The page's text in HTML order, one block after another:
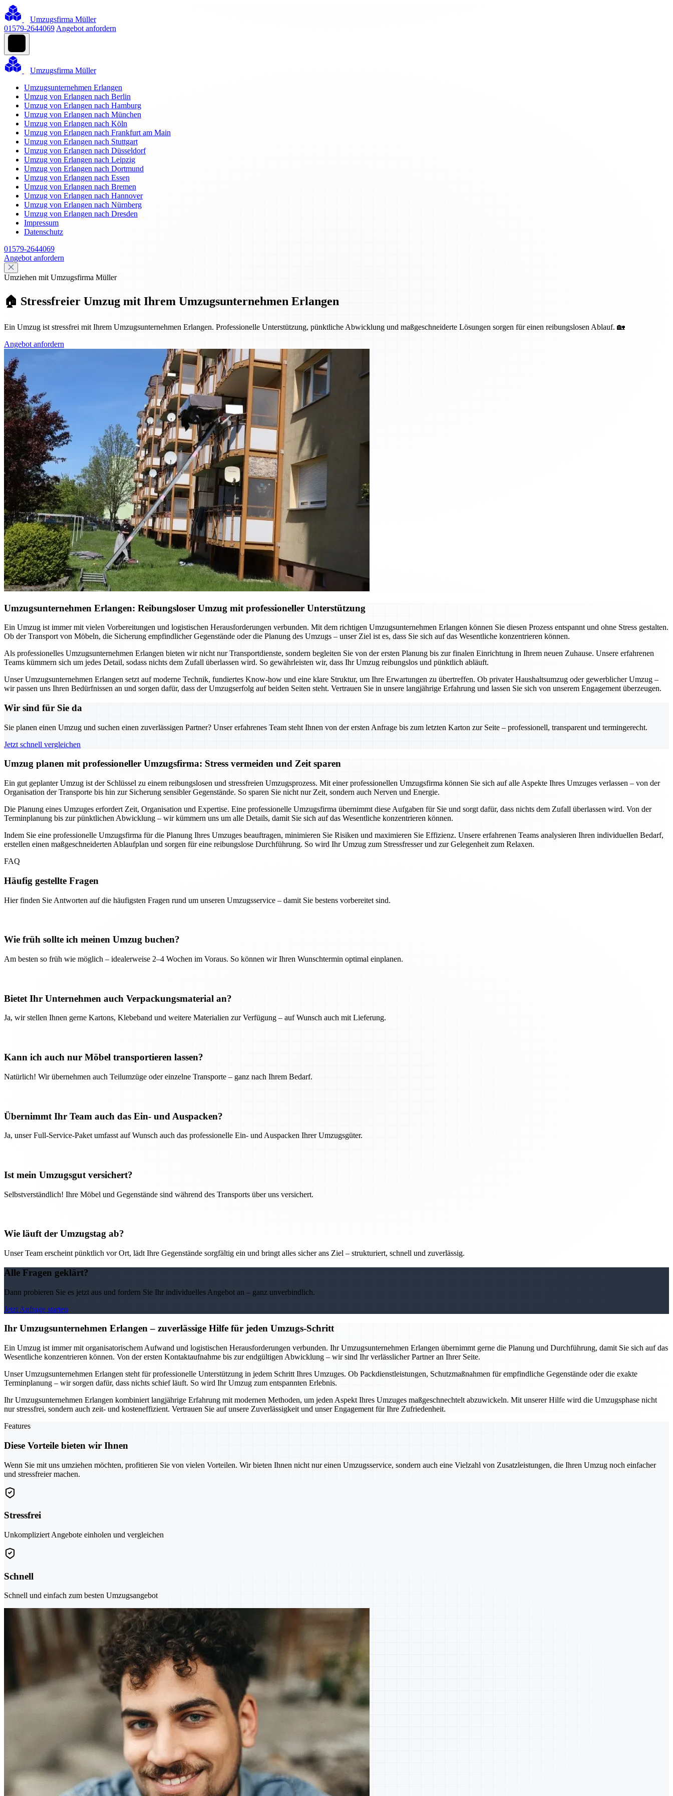
Umzugsfirma Müller
01579-2644069 Angebot anfordern
Umzugsfirma Müller
Umzugsunternehmen Erlangen
Umzug von Erlangen nach Berlin
Umzug von Erlangen nach Hamburg
Umzug von Erlangen nach München
Umzug von Erlangen nach Köln
Umzug von Erlangen nach Frankfurt am Main
Umzug von Erlangen nach Stuttgart
Umzug von Erlangen nach Düsseldorf
Umzug von Erlangen nach Leipzig
Umzug von Erlangen nach Dortmund
Umzug von Erlangen nach Essen
Umzug von Erlangen nach Bremen
Umzug von Erlangen nach Hannover
Umzug von Erlangen nach Nürnberg
Umzug von Erlangen nach Dresden
Impressum
Datenschutz
01579-2644069
Angebot anfordern
Umziehen mit Umzugsfirma Müller
🏠 Stressfreier Umzug mit Ihrem Umzugsunternehmen Erlangen
Ein Umzug ist stressfrei mit Ihrem Umzugsunternehmen Erlangen. Professionelle Unterstützung, pünktliche Abwicklung und maßgeschneiderte Lösungen sorgen für einen reibungslosen Ablauf. 🏡
Angebot anfordern
Umzugsunternehmen Erlangen: Reibungsloser Umzug mit professioneller Unterstützung
Ein Umzug ist immer mit vielen Vorbereitungen und logistischen Herausforderungen verbunden. Mit dem richtigen Umzugsunternehmen Erlangen können Sie diesen Prozess entspannt und ohne Stress gestalten.
Ob der Transport von Möbeln, die Sicherung empfindlicher Gegenstände oder die Planung des Umzugs – unser Ziel ist es, dass Sie sich auf das Wesentliche konzentrieren können.
Als professionelles Umzugsunternehmen Erlangen bieten wir nicht nur Transportdienste, sondern begleiten Sie von der ersten Planung bis zur finalen Einrichtung in Ihrem neuen Zuhause. Unsere erfahrenen
Teams kümmern sich um jedes Detail, sodass nichts dem Zufall überlassen wird. So gewährleisten wir, dass Ihr Umzug reibungslos und pünktlich abläuft.
Unser Umzugsunternehmen Erlangen setzt auf moderne Technik, fundiertes Know-how und eine klare Struktur, um Ihre Erwartungen zu übertreffen. Ob privater Haushaltsumzug oder gewerblicher Umzug –
wir passen uns Ihren Bedürfnissen an und sorgen dafür, dass der Umzugserfolg auf beiden Seiten steht. Vertrauen Sie in unsere langjährige Erfahrung und lassen Sie sich von unserem Engagement überzeugen.
Wir sind für Sie da
Sie planen einen Umzug und suchen einen zuverlässigen Partner? Unser erfahrenes Team steht Ihnen von der ersten Anfrage bis zum letzten Karton zur Seite – professionell, transparent und termingerecht.
Jetzt schnell vergleichen
Umzug planen mit professioneller Umzugsfirma: Stress vermeiden und Zeit sparen
Ein gut geplanter Umzug ist der Schlüssel zu einem reibungslosen und stressfreien Umzugsprozess. Mit einer professionellen Umzugsfirma können Sie sich auf alle Aspekte Ihres Umzuges verlassen – von der
Organisation der Transporte bis hin zur Sicherung sensibler Gegenstände. So sparen Sie nicht nur Zeit, sondern auch Nerven und Energie.
Die Planung eines Umzuges erfordert Zeit, Organisation und Expertise. Eine professionelle Umzugsfirma übernimmt diese Aufgaben für Sie und sorgt dafür, dass nichts dem Zufall überlassen wird. Von der
Terminplanung bis zur pünktlichen Abwicklung – wir kümmern uns um alle Details, damit Sie sich auf das Wesentliche konzentrieren können.
Indem Sie eine professionelle Umzugsfirma für die Planung Ihres Umzuges beauftragen, minimieren Sie Risiken und maximieren Sie Effizienz. Unsere erfahrenen Teams analysieren Ihren individuellen Bedarf,
erstellen einen maßgeschneiderten Ablaufplan und sorgen für eine reibungslose Durchführung. So wird Ihr Umzug zum Stressfresser und zur Gelegenheit zum Relaxen.
FAQ
Häufig gestellte Fragen
Hier finden Sie Antworten auf die häufigsten Fragen rund um unseren Umzugsservice – damit Sie bestens vorbereitet sind.
Wie früh sollte ich meinen Umzug buchen?
Am besten so früh wie möglich – idealerweise 2–4 Wochen im Voraus. So können wir Ihren Wunschtermin optimal einplanen.
Bietet Ihr Unternehmen auch Verpackungsmaterial an?
Ja, wir stellen Ihnen gerne Kartons, Klebeband und weitere Materialien zur Verfügung – auf Wunsch auch mit Lieferung.
Kann ich auch nur Möbel transportieren lassen?
Natürlich! Wir übernehmen auch Teilumzüge oder einzelne Transporte – ganz nach Ihrem Bedarf.
Übernimmt Ihr Team auch das Ein- und Auspacken?
Ja, unser Full-Service-Paket umfasst auf Wunsch auch das professionelle Ein- und Auspacken Ihrer Umzugsgüter.
Ist mein Umzugsgut versichert?
Selbstverständlich! Ihre Möbel und Gegenstände sind während des Transports über uns versichert.
Wie läuft der Umzugstag ab?
Unser Team erscheint pünktlich vor Ort, lädt Ihre Gegenstände sorgfältig ein und bringt alles sicher ans Ziel – strukturiert, schnell und zuverlässig.
Alle Fragen geklärt?
Dann probieren Sie es jetzt aus und fordern Sie Ihr individuelles Angebot an – ganz unverbindlich.
Jetzt Anfrage starten
Ihr Umzugsunternehmen Erlangen – zuverlässige Hilfe für jeden Umzugs-Schritt
Ein Umzug ist immer mit organisatorischem Aufwand und logistischen Herausforderungen verbunden. Ihr Umzugsunternehmen Erlangen übernimmt gerne die Planung und Durchführung, damit Sie sich auf das
Wesentliche konzentrieren können. Von der ersten Kontaktaufnahme bis zur endgültigen Abwicklung – wir sind Ihr verlässlicher Partner an Ihrer Seite.
Unser Umzugsunternehmen Erlangen steht für professionelle Unterstützung in jedem Schritt Ihres Umzuges. Ob Packdienstleistungen, Schutzmaßnahmen für empfindliche Gegenstände oder die exakte
Terminplanung – wir sorgen dafür, dass nichts schief läuft. So wird Ihr Umzug zum entspannten Erlebnis.
Ihr Umzugsunternehmen Erlangen kombiniert langjährige Erfahrung mit modernen Methoden, um jeden Aspekt Ihres Umzuges maßgeschnechtelt abzuwickeln. Mit unserer Hilfe wird die Umzugsphase nicht
nur stressfrei, sondern auch zeit- und kosteneffizient. Vertrauen Sie auf unsere Zuverlässigkeit und unser Engagement für Ihre Zufriedenheit.
Features
Diese Vorteile bieten wir Ihnen
Wenn Sie mit uns umziehen möchten, profitieren Sie von vielen Vorteilen. Wir bieten Ihnen nicht nur einen Umzugsservice, sondern auch eine Vielzahl von Zusatzleistungen, die Ihren Umzug noch einfacher
und stressfreier machen.
Stressfrei
Unkompliziert Angebote einholen und vergleichen
Schnell
Schnell und einfach zum besten Umzugsangebot